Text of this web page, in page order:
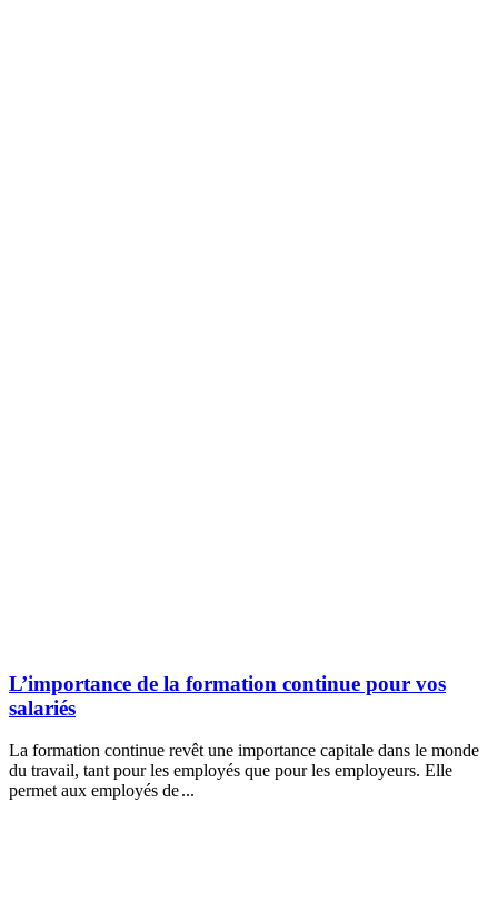
L’importance de la formation continue pour vos
salariés
La formation continue revêt une importance capitale dans le monde
du travail, tant pour les employés que pour les employeurs. Elle
permet aux employés de